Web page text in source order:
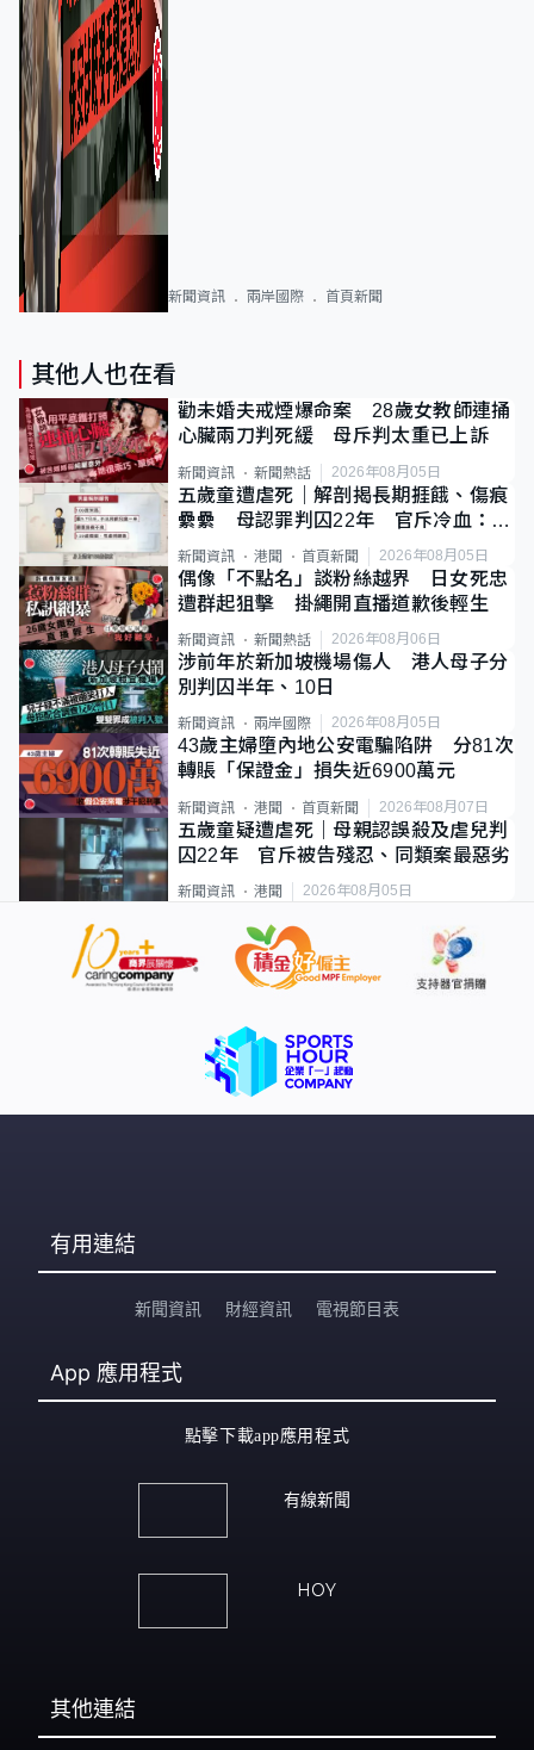
新聞資訊 兩岸國際 首頁新聞
其他人也在看
勸未婚夫戒煙爆命案 28歲女教師連捅
心臟兩刀判死緩 母斥判太重已上訴
新聞資訊 新聞熱話 2026年08月05日
五歲童遭虐死｜解剖揭長期捱餓、傷痕
纍纍 母認罪判囚22年 官斥冷血：同
類案最惡劣
新聞資訊 港聞 首頁新聞 2026年08月05日
偶像「不點名」談粉絲越界 日女死忠
遭群起狙擊 掛繩開直播道歉後輕生
新聞資訊 新聞熱話 2026年08月06日
涉前年於新加坡機場傷人 港人母子分
別判囚半年、10日
新聞資訊 兩岸國際 2026年08月05日
43歲主婦墮內地公安電騙陷阱 分81次
轉賬「保證金」損失近6900萬元
新聞資訊 港聞 首頁新聞 2026年08月07日
五歲童疑遭虐死｜母親認誤殺及虐兒判
囚22年 官斥被告殘忍、同類案最惡劣
新聞資訊 港聞 2026年08月05日
有用連結
新聞資訊 財經資訊 電視節目表
App 應用程式
點擊下載app應用程式
有線新聞
HOY
其他連結